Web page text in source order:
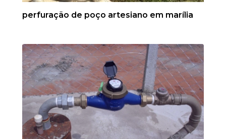
perfuração de poço artesiano em marília